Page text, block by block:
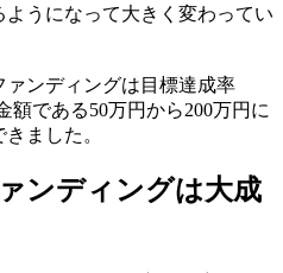
うになって大きく変わってい
ンディングは目標達成率
額である50万円から200万円に
ました。
ンディングは大成